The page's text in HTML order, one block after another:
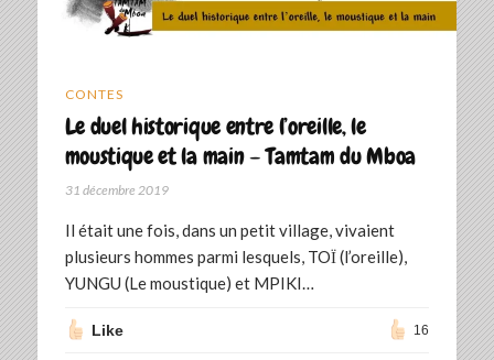
CONTES
Le duel historique entre l’oreille, le
moustique et la main – Tamtam du Mboa
31 décembre 2019
Il était une fois, dans un petit village, vivaient
plusieurs hommes parmi lesquels, TOΪ (l’oreille),
YUNGU (Le moustique) et MPIKI…
Like 16